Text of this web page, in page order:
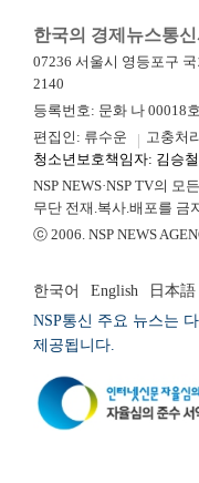
한국의 경제뉴스통
07236 서울시 영등포구
2140
등록번호: 문화 나 00018호
편집인: 류수운
고충처
청소년보호책임자: 김승철
NSP NEWS·NSP TV의
무단 전재.복사.배포를 금
ⓒ 2006. NSP NEWS
한국어 English 日本語
NSP통신 주요 뉴스는
제공됩니다.